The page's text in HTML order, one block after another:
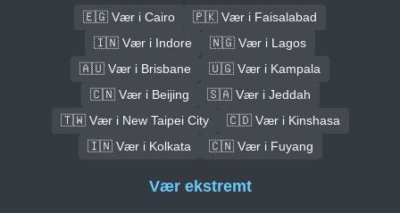
🇪🇬 Vær i Cairo
🇵🇰 Vær i Faisalabad
🇮🇳 Vær i Indore
🇳🇬 Vær i Lagos
🇦🇺 Vær i Brisbane
🇺🇬 Vær i Kampala
🇨🇳 Vær i Beijing
🇸🇦 Vær i Jeddah
🇹🇼 Vær i New Taipei City
🇨🇩 Vær i Kinshasa
🇮🇳 Vær i Kolkata
🇨🇳 Vær i Fuyang
Vær ekstremt